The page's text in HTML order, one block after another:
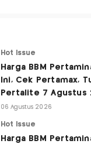
Hot Issue
Harga BBM
Ini, Cek Pertamax,
Pertalite 7 Agustus
06 Agustus 2026
Hot Issue
Harga BBM